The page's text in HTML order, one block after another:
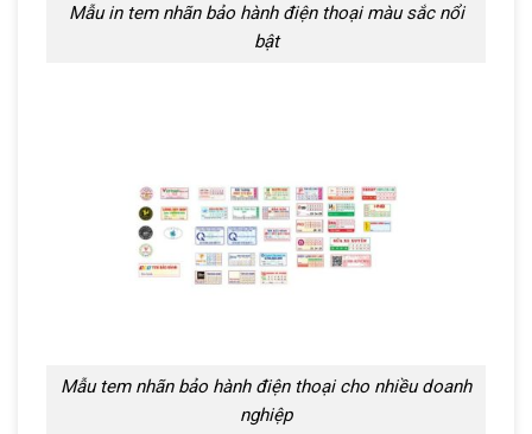
Mẫu in tem nhãn bảo hành điện thoại màu sắc nổi
bật
Mẫu tem nhãn bảo hành điện thoại cho nhiều doanh
nghiệp